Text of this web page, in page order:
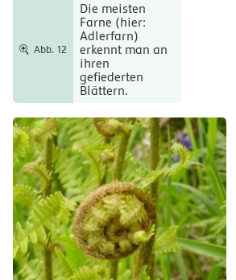
Abb. 12
Die meisten
Farne (hier:
Adlerfarn)
erkennt man an
ihren
gefiederten
Blättern.